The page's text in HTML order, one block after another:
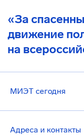
«За
движение
на
МИЭТ сегодня
Адреса и контакты